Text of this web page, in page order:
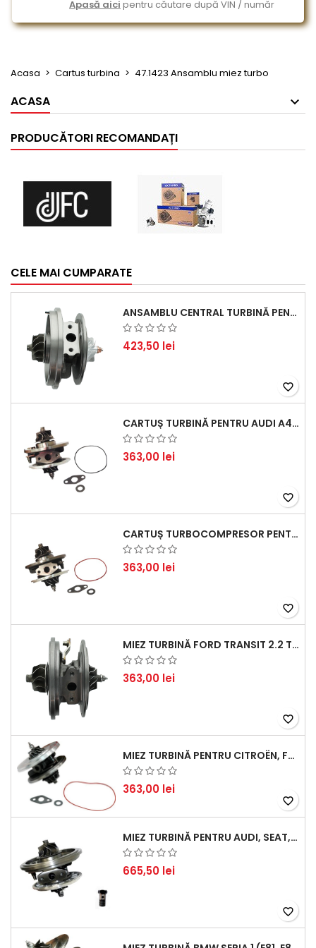
Apasă aici pentru căutare după VIN / număr
Acasa Cartus turbina 47.1423 Ansamblu miez turbo
ACASA
PRODUCĂTORI RECOMANDAȚI
CELE MAI CUMPARATE
ANSAMBLU CENTRAL TURBINĂ PENTRU BMW SERIA 3, SERIA 5 ȘI X3 - PERFORMANȚĂ ȘI FIABILITATE
423,50 lei
favorite_border
CARTUȘ TURBINĂ PENTRU AUDI A4, A6, SKODA SUPERB ȘI VW PASSAT, MOTOR DIESEL 1.9 TDI
363,00 lei
favorite_border
CARTUȘ TURBOCOMPRESOR PENTRU VW, AUDI, SEAT, SKODA - MOTOR DIESEL 2.0 TDI
363,00 lei
favorite_border
MIEZ TURBINĂ FORD TRANSIT 2.2 TDCI (2007-2016)
363,00 lei
favorite_border
MIEZ TURBINĂ PENTRU CITROËN, FORD, MAZDA, MINI, PEUGEOT ȘI VOLVO - MOTORIZĂRI 1.6 HDI ȘI 1.6 D
363,00 lei
favorite_border
MIEZ TURBINĂ PENTRU AUDI, SEAT, SKODA ȘI VOLKSWAGEN - MOTORIZĂRI 2.0 TDI 103KW 140CP
665,50 lei
favorite_border